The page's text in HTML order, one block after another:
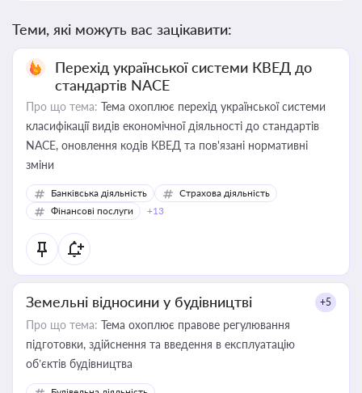
Теми, які можуть вас зацікавити:
Перехід української системи КВЕД до
стандартів NACE
Про що тема: Тема охоплює перехід української системи
класифікації видів економічної діяльності до стандартів
NACE, оновлення кодів КВЕД та пов'язані нормативні
зміни
Банківська діяльність
Страхова діяльність
Фінансові послуги
+13
Земельні відносини у будівництві +5
Про що тема: Тема охоплює правове регулювання
підготовки, здійснення та введення в експлуатацію
об’єктів будівництва